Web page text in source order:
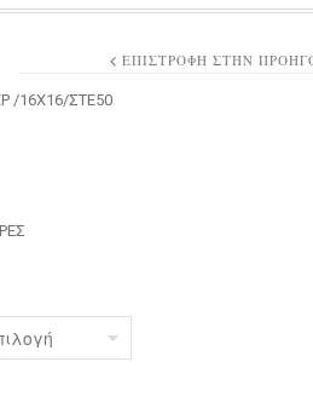
/16Χ16/ΣΤΕ50
ΕΠΙΣΤΡΟΦΉ ΣΤΗΝ